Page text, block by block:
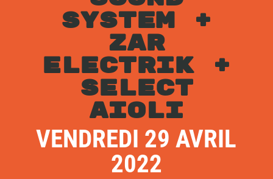
SYSTEM +
ZAR
ELECTRIK +
SELECT
AIOLI
VENDREDI 29 AVRIL
2022